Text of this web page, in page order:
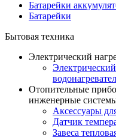
Батарейки
Батарейки
Бытовая техника
Электрический
Отопительные
инженерные
Аксессуары
Датчик
Завеса